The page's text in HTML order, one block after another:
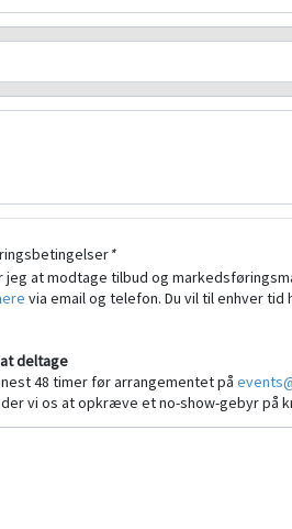
*
at modtage tilbud og
via email og telefon. Du vil til enhver tid
deltage
48 timer før arrangementet på
vi os at opkræve et no-show-gebyr på